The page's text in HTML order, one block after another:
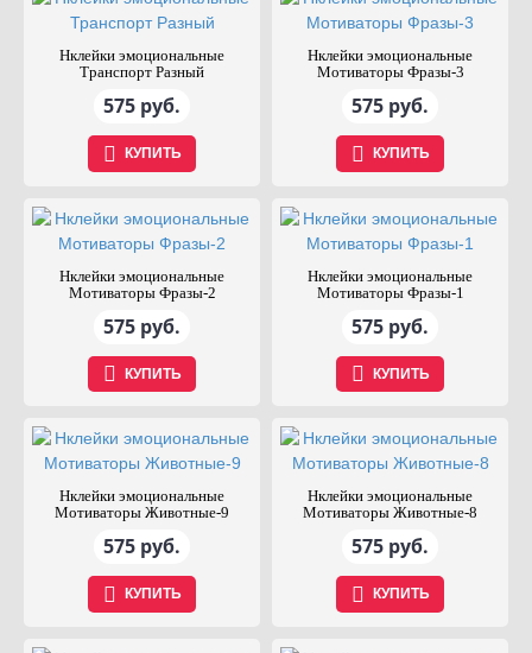
Нклейки эмоциональные
Транспорт Разный
575 руб.
КУПИТЬ
Нклейки эмоциональные
Мотиваторы Фразы-3
575 руб.
КУПИТЬ
Нклейки эмоциональные
Мотиваторы Фразы-2
575 руб.
КУПИТЬ
Нклейки эмоциональные
Мотиваторы Фразы-1
575 руб.
КУПИТЬ
Нклейки эмоциональные
Мотиваторы Животные-9
575 руб.
КУПИТЬ
Нклейки эмоциональные
Мотиваторы Животные-8
575 руб.
КУПИТЬ